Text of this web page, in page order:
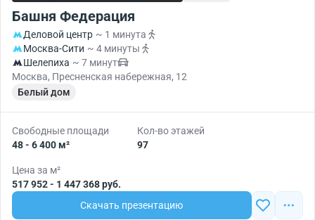
Башня Федерация
Деловой центр ~ 1 минута
Москва-Сити ~ 4 минуты
Шелепиха ~ 7 минут
Москва, Пресненская набережная, 12
Белый дом
Свободные площади
48 - 6 400 м²
Кол-во этажей
97
Цена за м²
517 952 - 1 447 368 руб.
Скачать презентацию